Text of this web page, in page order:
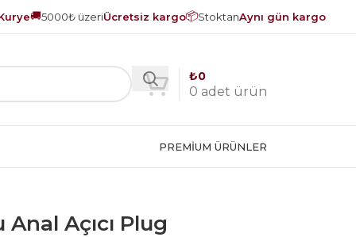
🚚5000₺ üzeriÜcretsiz kargo📦StoktanAynı gün kargo
0 adet ürün
₺0
PREMIUM ÜRÜNLER
Anal Açıcı Plug